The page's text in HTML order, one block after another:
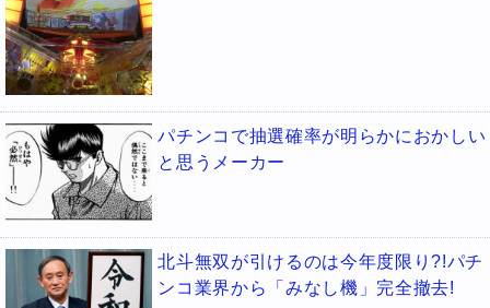
パチンコで抽選確率が明らかにおかしい
と思うメーカー
北斗無双が引けるのは今年度限り?!パチ
ンコ業界から「みなし機」完全撤去!